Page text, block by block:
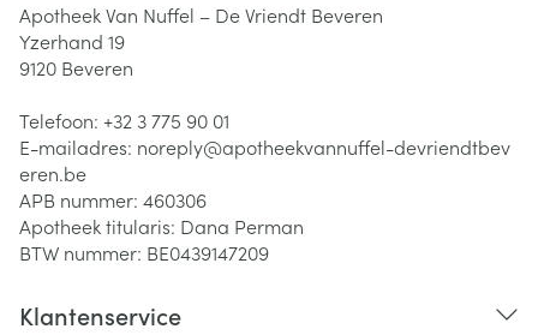
Apotheek Van Nuffel – De Vriendt Beveren
Yzerhand 19
9120 Beveren
Telefoon: +32 3 775 90 01
E-mailadres: noreply@apotheekvannuffel-devriendtbev
eren.be
APB nummer: 460306
Apotheek titularis: Dana Perman
BTW nummer: BE0439147209
Klantenservice